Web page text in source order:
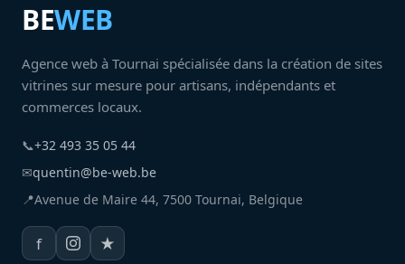
BEWEB
Agence web à Tournai spécialisée dans la création de sites
vitrines sur mesure pour artisans, indépendants et
commerces locaux.
📞+32 493 35 05 44
✉quentin@be-web.be
📍Avenue de Maire 44, 7500 Tournai, Belgique
f ★